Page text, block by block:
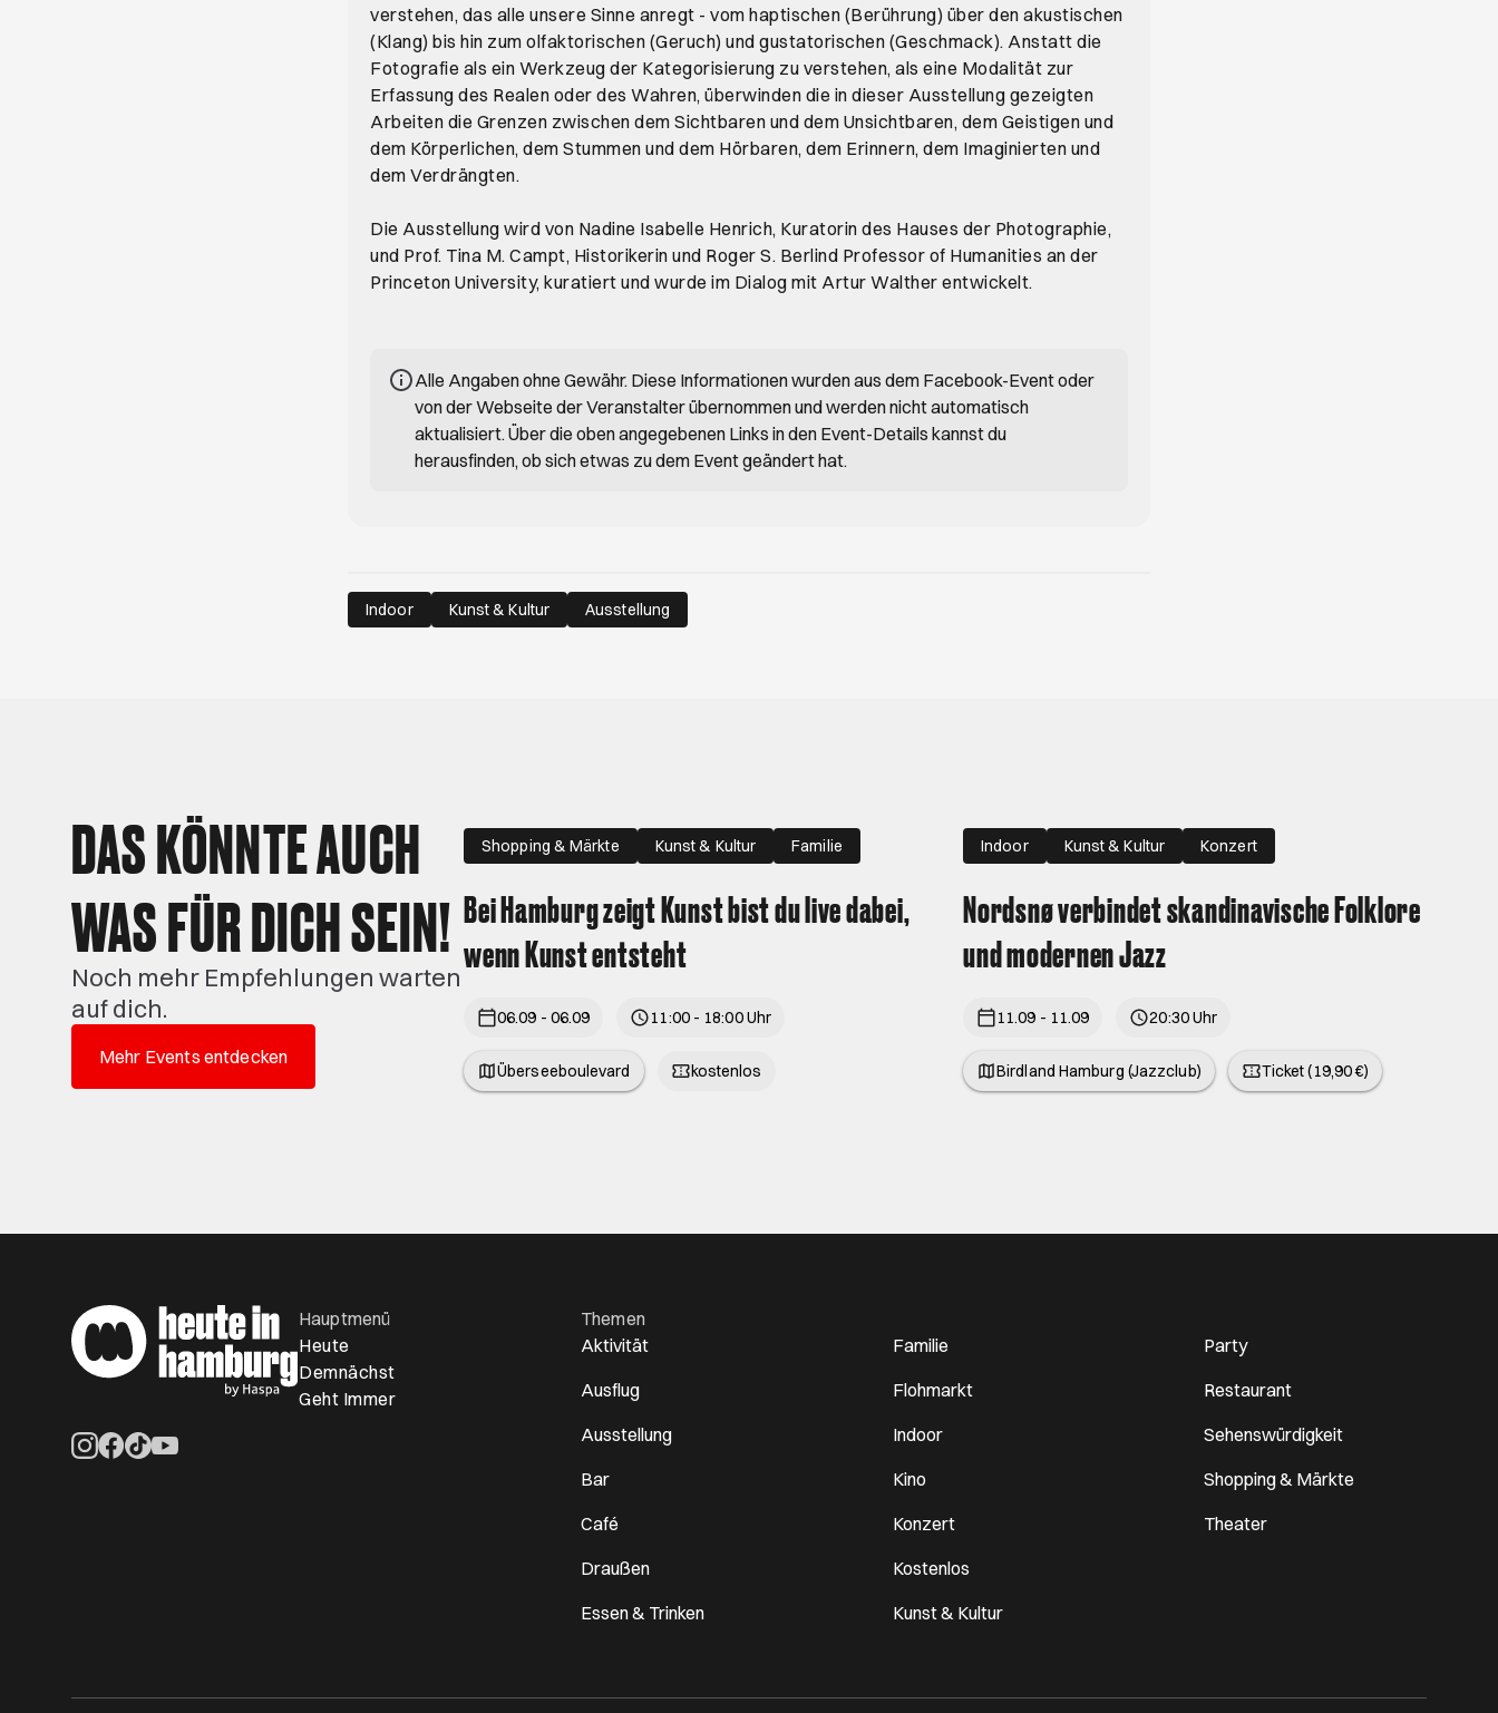
verstehen, das alle unsere Sinne anregt - vom haptischen (Berührung) über den akustischen
(Klang) bis hin zum olfaktorischen (Geruch) und gustatorischen (Geschmack). Anstatt die
Fotografie als ein Werkzeug der Kategorisierung zu verstehen, als eine Modalität zur
Erfassung des Realen oder des Wahren, überwinden die in dieser Ausstellung gezeigten
Arbeiten die Grenzen zwischen dem Sichtbaren und dem Unsichtbaren, dem Geistigen und
dem Körperlichen, dem Stummen und dem Hörbaren, dem Erinnern, dem Imaginierten und
dem Verdrängten.
Die Ausstellung wird von Nadine Isabelle Henrich, Kuratorin des Hauses der Photographie,
und Prof. Tina M. Campt, Historikerin und Roger S. Berlind Professor of Humanities an der
Princeton University, kuratiert und wurde im Dialog mit Artur Walther entwickelt.
Alle Angaben ohne Gewähr. Diese Informationen wurden aus dem Facebook-Event oder
von der Webseite der Veranstalter übernommen und werden nicht automatisch
aktualisiert. Über die oben angegebenen Links in den Event-Details kannst du
herausfinden, ob sich etwas zu dem Event geändert hat.
Indoor Kunst & Kultur Ausstellung
DAS KÖNNTE AUCH
WAS FÜR DICH SEIN!
Noch mehr Empfehlungen warten
auf dich.
Mehr Events entdecken
Shopping & Märkte Kunst & Kultur Familie
Bei Hamburg zeigt Kunst bist du live dabei,
wenn Kunst entsteht
06.09 - 06.09 11:00 - 18:00 Uhr
Überseeboulevard kostenlos
Indoor Kunst & Kultur Konzert
Nordsnø verbindet skandinavische Folklore
und modernen Jazz
11.09 - 11.09 20:30 Uhr
Birdland Hamburg (Jazzclub) Ticket (19,90 €)
Hauptmenü
Heute
Demnächst
Geht Immer
Themen
Aktivität
Ausflug
Ausstellung
Bar
Café
Draußen
Essen & Trinken
Familie
Flohmarkt
Indoor
Kino
Konzert
Kostenlos
Kunst & Kultur
Party
Restaurant
Sehenswürdigkeit
Shopping & Märkte
Theater